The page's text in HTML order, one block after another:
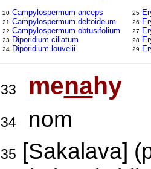
20 Campylospermum anceps
21 Campylospermum deltoideum
22 Campylospermum obtusifolium
23 Diporidium ciliatum
24 Diporidium louvelii
25
26
27
28
29
33 menahy
34nom
35 [Sakalava]